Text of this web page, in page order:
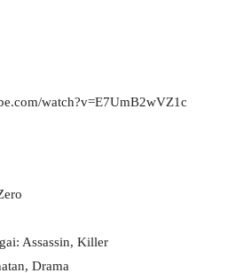
watch?v=E7UmB2wVZ1c
Assassin, Killer
Drama